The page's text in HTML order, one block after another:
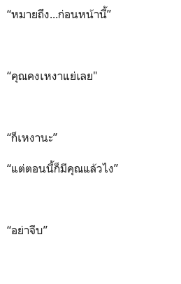
“หมายถึง...ก่อนหน้านี้”
“คุณคงเหงาแย่เลย"
“ก็เหงานะ”
“แต่ตอนนี้ก็มีคุณแล้วไง”
“อย่าจีบ”